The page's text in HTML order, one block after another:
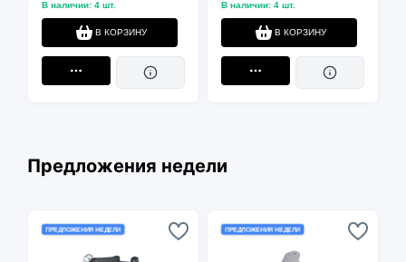
В наличии: 4 шт.
В КОРЗИНУ
В наличии: 4 шт.
В КОРЗИНУ
Предложения недели
ПРЕДЛОЖЕНИЯ НЕДЕЛИ ПРЕДЛОЖЕНИЯ НЕДЕЛИ